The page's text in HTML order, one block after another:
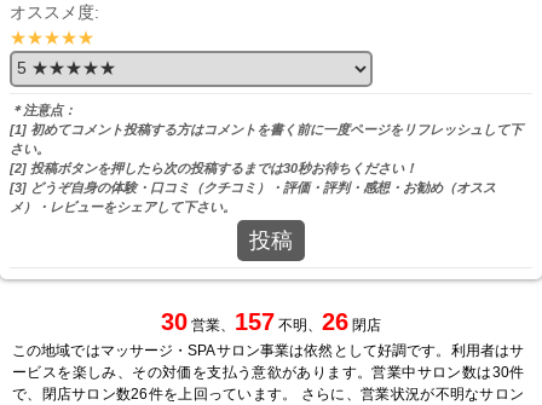
オススメ度:
★★★★★
＊注意点：
[1] 初めてコメント投稿する方はコメントを書く前に一度ページをリフレッシュして下
さい。
[2] 投稿ボタンを押したら次の投稿するまでは30秒お待ちください！
[3] どうぞ自身の体験・口コミ（クチコミ）・評価・評判・感想・お勧め（オスス
メ）・レビューをシェアして下さい。
投稿
30 営業、 157 不明、 26 閉店
この地域ではマッサージ・SPAサロン事業は依然として好調です。利用者はサ
ービスを楽しみ、その対価を支払う意欲があります。営業中サロン数は30件
で、閉店サロン数26件を上回っています。 さらに、営業状況が不明なサロン